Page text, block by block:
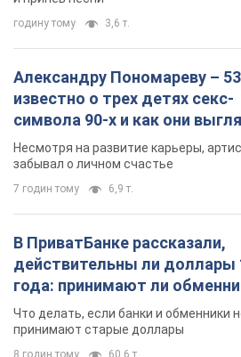
В ПриватБанке рассказали,
действительны ли доллары
года: принимают ли
банки такие купюры
Что делать, если банки и обменники
принимают старые доллары
8 годин тому 60,6 т.